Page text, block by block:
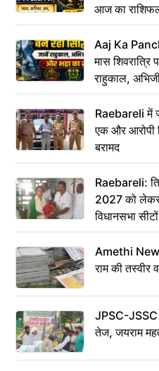
आज का
Aaj Ka
मास शिवरात्रि
राहुकाल,
Raebareli में
एक और आरोपी
बरामद
Raebareli:
2027 को लेकर
विधानसभा
Amethi News:
राम की तस्वीर
JPSC-JSSC
तेज, जयराम